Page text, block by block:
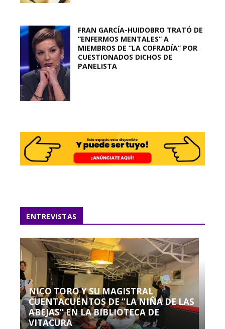
FRAN GARCÍA-HUIDOBRO TRATÓ DE
“ENFERMOS MENTALES” A
MIEMBROS DE “LA COFRADÍA” POR
CUESTIONADOS DICHOS DE
PANELISTA
ENTREVISTAS
NICO TORO Y SU MAGISTRAL
CUENTACUENTOS DE “LA NIÑA DE LAS
ABEJAS” EN LA BIBLIOTECA DE
VITACURA